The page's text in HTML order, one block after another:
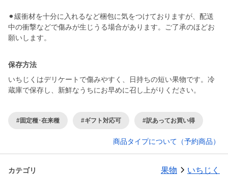
⚫︎緩衝材を十分に入れるなど梱包に気をつけておりますが、配送
中の衝撃などで傷みが生じうる場合があります。ご了承のほどお
願いします。
保存方法
いちじくはデリケートで傷みやすく、日持ちの短い果物です。冷
蔵庫で保存し、新鮮なうちにお早めに召し上がりください。
#固定種･在来種 #ギフト対応可 #訳あってお買い得
商品タイプについて（予約商品）
カテゴリ 果物 いちじく